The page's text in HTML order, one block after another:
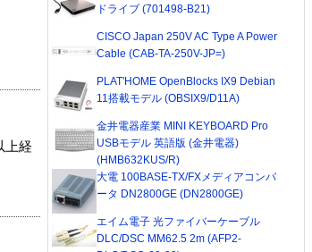
上経
ドライブ (701498-B21)
CISCO Japan 250V AC Type A Power
Cable (CAB-TA-250V-JP=)
PLAT'HOME OpenBlocks IX9 Debian
11搭載モデル (OBSIX9/D11A)
金井電器産業 MINI KEYBOARD Pro
USBモデル 英語版 (金井電器)
(HMB632KUS/R)
大電 100BASE-TX/FXメディアコンバ
ータ DN2800GE (DN2800GE)
エイム電子 光ファイバーケーブル
DLC/DSC MM62.5 2m (AFP2-